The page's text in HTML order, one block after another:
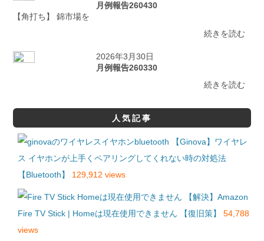
月例報告260430
【角打ち】 錦市場を
続きを読む
2026年3月30日
月例報告260330
続きを読む
人気記事
【Ginova】ワイヤレ
ス イヤホンが上手くペアリングしてくれない時の対処法
【Bluetooth】
129,912 views
【解決】Amazon
Fire TV Stick | Homeは現在使用できません 【復旧策】
54,788
views